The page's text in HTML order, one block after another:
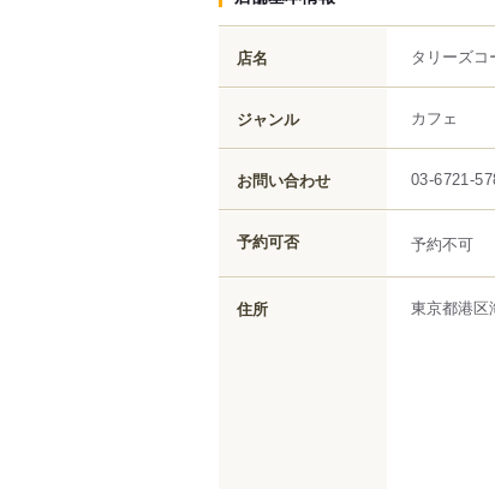
店名 タリーズ
ジャンル カフェ
お問い合わせ 03-6721-
予約可否 予約不可
住所 東京都港区